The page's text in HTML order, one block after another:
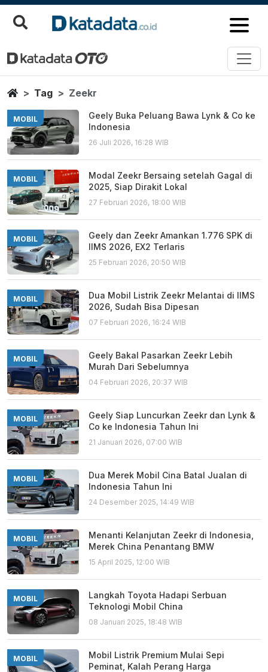
Zeekr
Berita Terbaru
HomeTag Zeekr
MOBIL
Geely Buka Peluang Bawa Lynk & Co ke
Indonesia
26 Juli 2026, 16:28 WIB
MOBIL
Modal Zeekr Bersaing setelah Gagal di
2025, Siap Dirakit Lokal
27 Februari 2026, 18:00 WIB
MOBIL
Geely dan Zeekr Amankan 1.776 SPK di
IIMS 2026, EX2 Terlaris
25 Februari 2026, 20:50 WIB
MOBIL
Dua Mobil Listrik Zeekr Melantai di IIMS
2026, Sudah Bisa Dipesan
07 Februari 2026, 16:24 WIB
MOBIL
Geely Bakal Pasarkan Zeekr Lebih
Murah Dari Sebelumnya
04 Februari 2026, 20:37 WIB
MOBIL
Geely Siap Luncurkan Zeekr dan Lynk &
Co ke Indonesia Tahun Ini
21 Januari 2026, 07:00 WIB
MOBIL
Dua Merek Mobil Cina Batal Jualan di
Indonesia Tahun Ini
24 Desember 2025, 14:49 WIB
MOBIL
Menanti Kelanjutan Zeekr di Indonesia,
Merek China Penantang BMW
15 April 2025, 12:00 WIB
MOBIL
Langkah Toyota Hadapi Serbuan
Teknologi Mobil China
08 Januari 2025, 18:48 WIB
MOBIL
Mobil Listrik Premium Mulai Sepi
Peminat, Kalah Perang Harga